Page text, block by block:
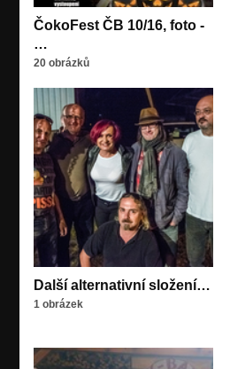
ČokoFest ČB 10/16, foto -
…
20 obrázků
Další alternativní složení…
1 obrázek